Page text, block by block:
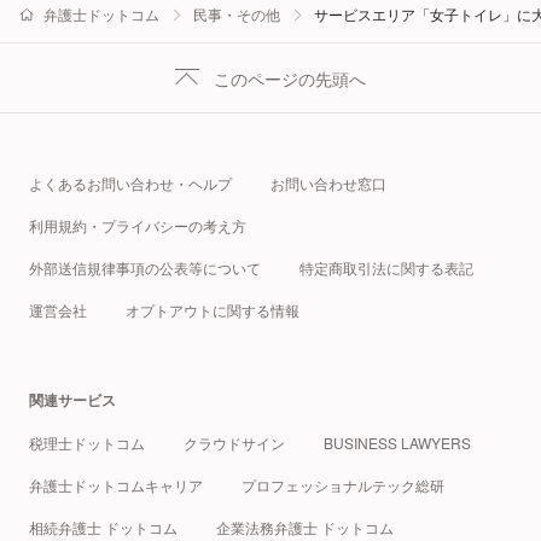
弁護士ドットコム 民事・その他 サービスエリア「女子トイレ」に
このページの先頭へ
よくあるお問い合わせ・ヘルプ お問い合わせ窓口
利用規約・プライバシーの考え方
外部送信規律事項の公表等について 特定商取引法に関する表記
運営会社 オプトアウトに関する情報
関連サービス
税理士ドットコム クラウドサイン BUSINESS LAWYERS
弁護士ドットコムキャリア プロフェッショナルテック総研
相続弁護士 ドットコム 企業法務弁護士 ドットコム